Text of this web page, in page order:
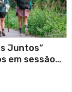
Juntos”
em sessão